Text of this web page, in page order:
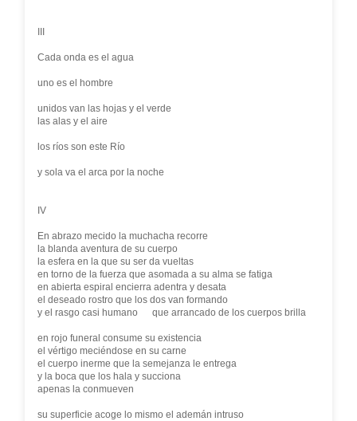
Cada onda es el agua
uno es el hombre
unidos van las hojas y el verde
las alas y el aire
los ríos son este Río
y sola va el arca por la noche
IV
En abrazo mecido la muchacha recorre
la blanda aventura de su cuerpo
la esfera en la que su ser da vueltas
en torno de la fuerza que asomada a su alma se fatiga
en abierta espiral encierra adentra y desata
el deseado rostro que los dos van formando
y el rasgo casi humano que arrancado de los cuerpos brilla
en rojo funeral consume su existencia
el vértigo meciéndose en su carne
el cuerpo inerme que la semejanza le entrega
y la boca que los hala y succiona
apenas la conmueven
su superficie acoge lo mismo el ademán intruso